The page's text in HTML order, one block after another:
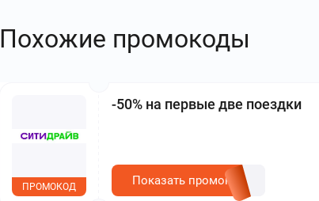
Похожие промокоды
-50% на первые две поездки
ПРОМОКОД Показать промокод